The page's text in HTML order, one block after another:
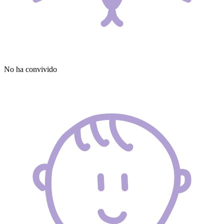
No ha convivido